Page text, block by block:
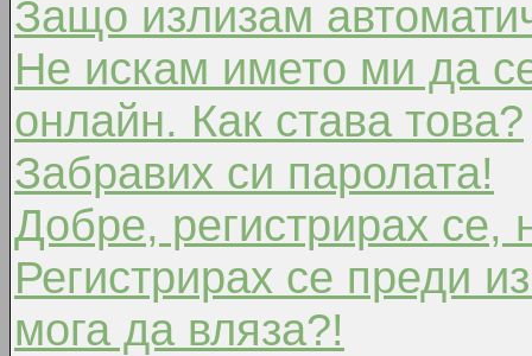
Защо излизам
Не искам името ми да
онлайн. Как става това?
Забравих си паролата!
Добре, регистрирах се,
Регистрирах се преди
мога да вляза?!